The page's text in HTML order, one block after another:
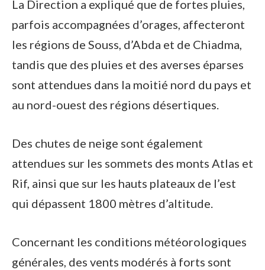
La Direction a expliqué que de fortes pluies,
parfois accompagnées d’orages, affecteront
les régions de Souss, d’Abda et de Chiadma,
tandis que des pluies et des averses éparses
sont attendues dans la moitié nord du pays et
au nord-ouest des régions désertiques.
Des chutes de neige sont également
attendues sur les sommets des monts Atlas et
Rif, ainsi que sur les hauts plateaux de l’est
qui dépassent 1800 mètres d’altitude.
Concernant les conditions météorologiques
générales, des vents modérés à forts sont